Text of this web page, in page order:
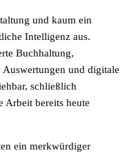
und kaum ein
Intelligenz aus.
Buchhaltung,
und digitale
schließlich
Arbeit bereits heute
ein merkwürdiger